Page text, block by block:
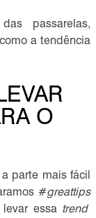
passarelas,
a tendência
O
parte mais fácil
#greattips
essa trend